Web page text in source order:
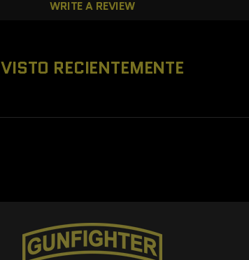
WRITE A REVIEW
VISTO RECIENTEMENTE